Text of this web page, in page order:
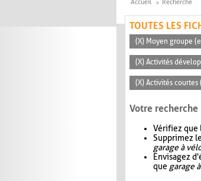
Accueil Recherche
TOUTES LES
(X) Moyen groupe
(X) Activités
(X) Activités courtes
Votre
Vérifiez que
Supprimez
garage à
Envisagez
que garage